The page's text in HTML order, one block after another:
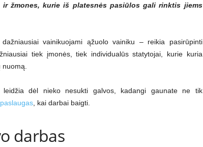
žmones, kurie iš platesnės pasiūlos gali rinktis jiems
vainikuojami ąžuolo vainiku – reikia pasirūpinti
tiek įmonės, tiek individualūs statytojai, kurie kuria
leidžia dėl nieko nesukti galvos, kadangi gaunate ne tik
, kai darbai baigti.
darbas